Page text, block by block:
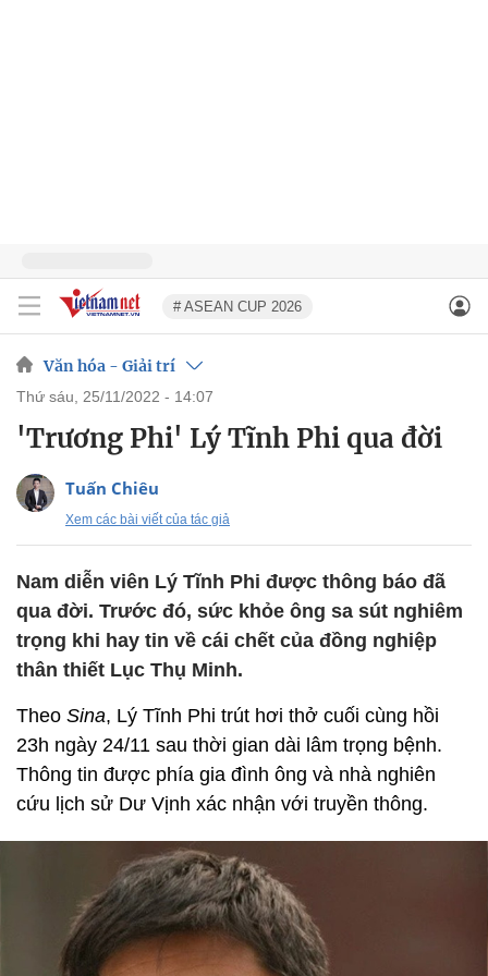
# ASEAN CUP 2026
Văn hóa - Giải trí
thứ sáu, 25/11/2022 - 14:07
'Trương Phi' Lý Tĩnh Phi qua đời
Tuấn Chiêu
Xem các bài viết của tác giả
Nam diễn viên Lý Tĩnh Phi được thông báo đã
qua đời. Trước đó, sức khỏe ông sa sút nghiêm
trọng khi hay tin về cái chết của đồng nghiệp
thân thiết Lục Thụ Minh.
Theo Sina, Lý Tĩnh Phi trút hơi thở cuối cùng hồi
23h ngày 24/11 sau thời gian dài lâm trọng bệnh.
Thông tin được phía gia đình ông và nhà nghiên
cứu lịch sử Dư Vịnh xác nhận với truyền thông.